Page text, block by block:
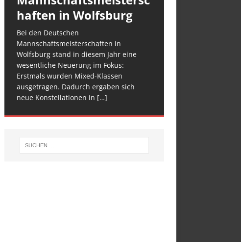
haften in Wolfsburg
Bei den Deutschen
Mannschaftsmeisterschaften in
Wolfsburg stand in diesem Jahr eine
wesentliche Neuerung im Fokus:
Erstmals wurden Mixed-Klassen
ausgetragen. Dadurch ergaben sich
neue Konstellationen in […]